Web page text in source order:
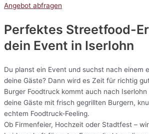
Angebot abfragen
Perfektes Streetfood-
dein Event in Iserlohn
Du planst ein Event und suchst nach einem
deine Gäste? Dann wird es Zeit für richtig
Burger Foodtruck kommt auch nach
deine Gäste mit frisch gegrillten Burgern,
echtem Foodtruck-Feeling.
Ob Firmenfeier, Hochzeit oder Stadtfest –